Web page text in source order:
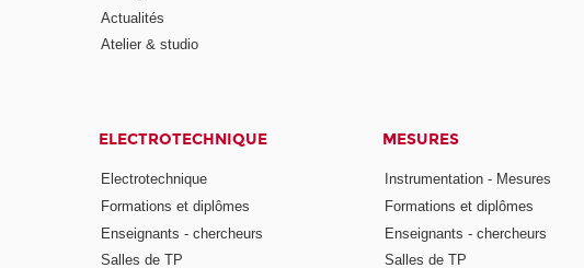
Actualités
Atelier & studio
ELECTROTECHNIQUE
Electrotechnique
Formations et diplômes
Enseignants - chercheurs
Salles de TP
MESURES
Instrumentation - Mesures
Formations et diplômes
Enseignants - chercheurs
Salles de TP